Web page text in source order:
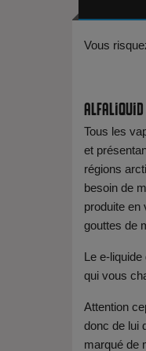
Vous
Alfaliquid
Tous les
et
régions
besoin de
produite en
gouttes de
Le e-
qui vous
Attention
donc de lui
marqué de